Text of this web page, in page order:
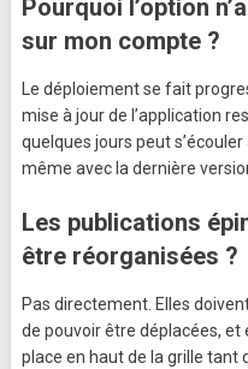
Pourquoi l’option
sur mon compte ?
Le déploiement se fait
mise à jour de l’application
quelques jours peut
même avec la dernière
Les publications
être réorganisées ?
Pas directement. Elles
de pouvoir être déplacées,
place en haut de la grille tant